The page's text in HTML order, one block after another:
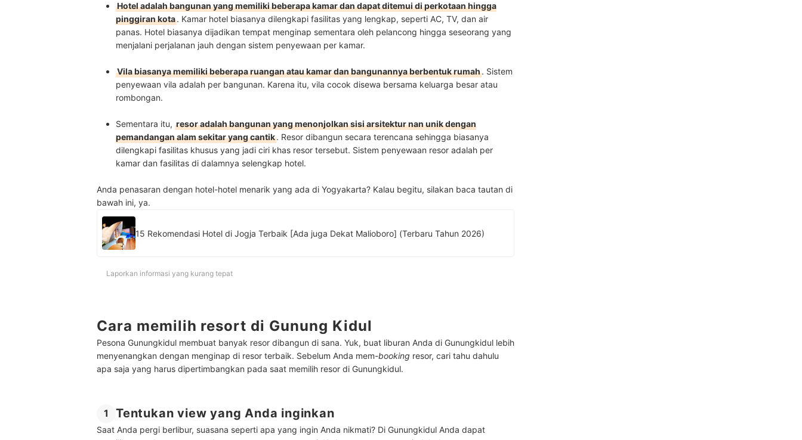
Hotel adalah bangunan yang memiliki beberapa kamar dan dapat ditemui di perkotaan hingga
pinggiran kota. Kamar hotel biasanya dilengkapi fasilitas yang lengkap, seperti AC, TV, dan air
panas. Hotel biasanya dijadikan tempat menginap sementara oleh pelancong hingga seseorang yang
menjalani perjalanan jauh dengan sistem penyewaan per kamar.
Vila biasanya memiliki beberapa ruangan atau kamar dan bangunannya berbentuk rumah. Sistem
penyewaan vila adalah per bangunan. Karena itu, vila cocok disewa bersama keluarga besar atau
rombongan.
Sementara itu, resor adalah bangunan yang menonjolkan sisi arsitektur nan unik dengan
pemandangan alam sekitar yang cantik. Resor dibangun secara terencana sehingga biasanya
dilengkapi fasilitas khusus yang jadi ciri khas resor tersebut. Sistem penyewaan resor adalah per
kamar dan fasilitas di dalamnya selengkap hotel.
Anda penasaran dengan hotel-hotel menarik yang ada di Yogyakarta? Kalau begitu, silakan baca tautan di
bawah ini, ya.
15 Rekomendasi Hotel di Jogja Terbaik [Ada juga Dekat Malioboro] (Terbaru Tahun 2026)
Laporkan informasi yang kurang tepat
Cara memilih resort di Gunung Kidul
Pesona Gunungkidul membuat banyak resor dibangun di sana. Yuk, buat liburan Anda di Gunungkidul lebih
menyenangkan dengan menginap di resor terbaik. Sebelum Anda mem-booking resor, cari tahu dahulu
apa saja yang harus dipertimbangkan pada saat memilih resor di Gunungkidul.
1 Tentukan view yang Anda inginkan
Saat Anda pergi berlibur, suasana seperti apa yang ingin Anda nikmati? Di Gunungkidul Anda dapat